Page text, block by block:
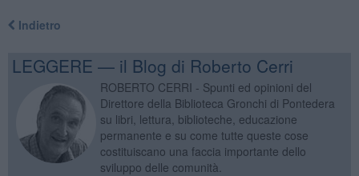
Indietro
LEGGERE — il Blog di Roberto Cerri
ROBERTO CERRI - Spunti ed opinioni del
Direttore della Biblioteca Gronchi di Pontedera
su libri, lettura, biblioteche, educazione
permanente e su come tutte queste cose
costituiscano una faccia importante dello
sviluppo delle comunità.